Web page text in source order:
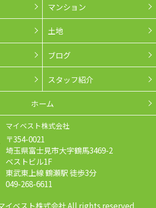
マンション
土地
ブログ
スタッフ紹介
ホーム
マイベスト株式会社
〒354-0021
埼玉県富士見市大字鶴馬3469-2
ベストビル1F
東武東上線 鶴瀬駅 徒歩3分
049-268-6611
ベスト株式会社 All rights reserved.